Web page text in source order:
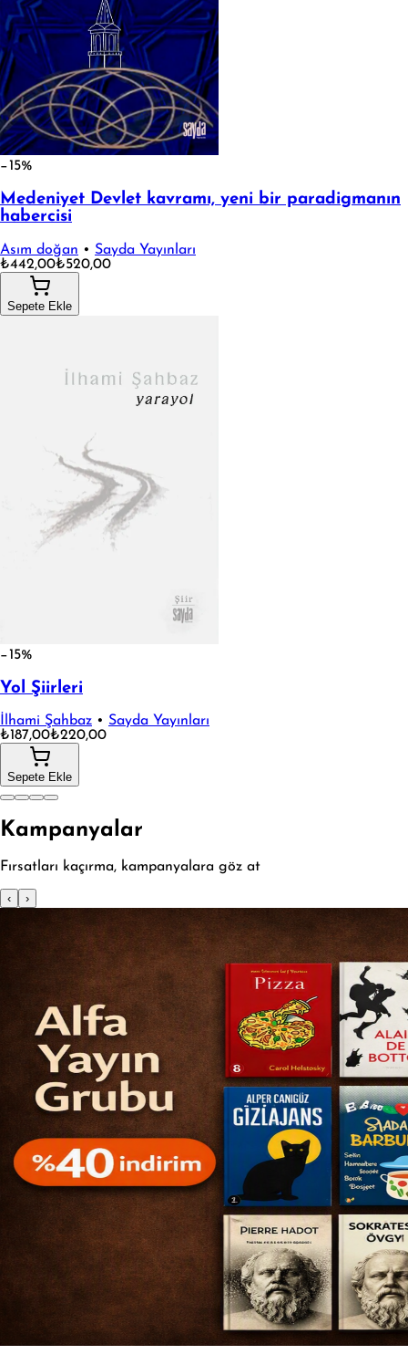
−15%
Medeniyet Devlet kavramı, yeni bir paradigmanın
habercisi
Asım doğan • Sayda Yayınları
₺442,00₺520,00
Sepete Ekle
−15%
Yol Şiirleri
İlhami Şahbaz • Sayda Yayınları
₺187,00₺220,00
Sepete Ekle
Kampanyalar
Fırsatları kaçırma, kampanyalara göz at
‹ ›